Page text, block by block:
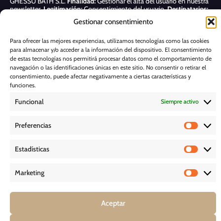
Gestionar consentimiento
Para ofrecer las mejores experiencias, utilizamos tecnologías como las cookies
para almacenar y/o acceder a la información del dispositivo. El consentimiento
de estas tecnologías nos permitirá procesar datos como el comportamiento de
navegación o las identificaciones únicas en este sitio. No consentir o retirar el
consentimiento, puede afectar negativamente a ciertas características y
funciones.
Funcional Siempre activo
Preferencias
Estadísticas
Marketing
Aceptar
newsletter.Legitimación:Consentimiento del usuario.Destinatarios:
Sólo se realizan cesiones si existe una obligación legal.
Acceder, rectificar y suprimir, así como otros derechos, como se indica
Suscribirme
POLÍTICA DE COOKIES
COPYRIGHT © 2026 – GHESSU BATH SL | TODOS LOS DERECHOS